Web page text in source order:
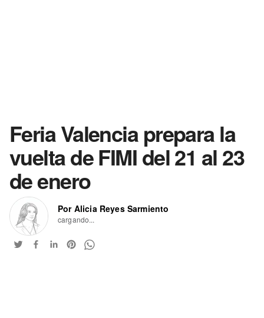
Feria Valencia prepara la
vuelta de FIMI del 21 al 23
de enero
Por Alicia Reyes Sarmiento
cargando...